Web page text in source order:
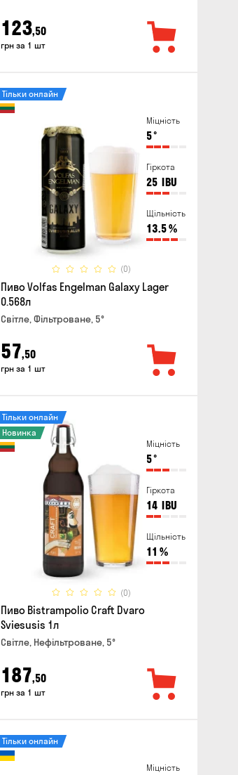
123,50
грн за 1 шт
Міцність
5°
Гіркота
25 IBU
Щільність
13.5%
(0)
Тільки онлайн
Пиво Volfas Engelman Galaxy Lager
0.568л
Світле, Фільтроване, 5°
57,50
грн за 1 шт
Міцність
5°
Гіркота
14 IBU
Щільність
11 %
(0)
Тільки онлайн
Новинка
Пиво Bistrampolio Craft Dvaro
Sviesusis 1л
Світле, Нефільтроване, 5°
187,50
грн за 1 шт
Міцність
Тільки онлайн